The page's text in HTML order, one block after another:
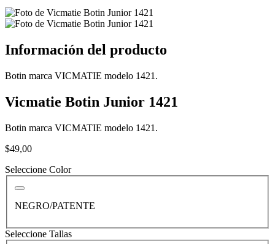
Información del producto
Botin marca VICMATIE modelo 1421.
Vicmatie Botin Junior 1421
Botin marca VICMATIE modelo 1421.
$49,00
Seleccione Color
NEGRO/PATENTE
Seleccione Tallas